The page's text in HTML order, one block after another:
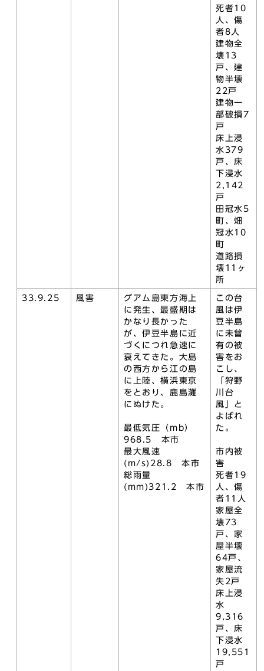
死者10
人、傷
者8人
建物全
壊13
戸、建
物半壊
22戸
建物一
部破損7
戸
床上浸
水379
戸、床
下浸水
2,142
戸
田冠水5
町、畑
冠水10
町
道路損
壊11ヶ
所
33.9.25 風害
グアム島東方海上
に発生、最盛期は
かなり長かった
が、伊豆半島に近
づくにつれ急速に
衰えてきた。大島
の西方から江の島
に上陸、横浜東京
をとおり、鹿島灘
にぬけた。
最低気圧（mb）
968.5 本市
最大風速
(m/s)28.8 本市
総雨量
(mm)321.2 本市
この台
風は伊
豆半島
に未曾
有の被
害をお
こし、
「狩野
川台
風」と
よばれ
た。
市内被
害
死者19
人、傷
者11人
家屋全
壊73
戸、家
屋半壊
64戸、
家屋流
失2戸
床上浸
水
9,316
戸、床
下浸水
19,551
戸